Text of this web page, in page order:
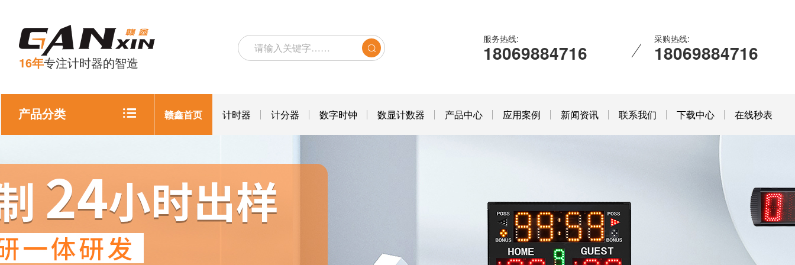
16年专注计时器的智造
服务热线:
18069884716
采购热线:
18069884716
产品分类 赣鑫首页 计时器 计分器 数字时钟 数显计数器 产品中心 应用案例 新闻资讯 联系我们 下载中心 在线秒表